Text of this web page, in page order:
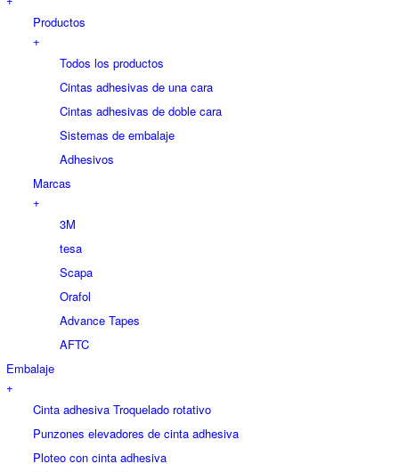
Productos
+
Todos los productos
Cintas adhesivas de una cara
Cintas adhesivas de doble cara
Sistemas de embalaje
Adhesivos
Marcas
+
3M
tesa
Scapa
Orafol
Advance Tapes
AFTC
Embalaje
+
Cinta adhesiva Troquelado rotativo
Punzones elevadores de cinta adhesiva
Ploteo con cinta adhesiva